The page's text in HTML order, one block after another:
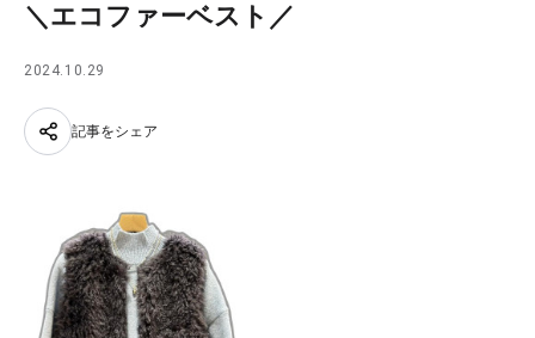
＼エコファーベスト／
2024.10.29
記事をシェア